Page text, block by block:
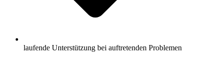
laufende Unterstützung bei auftretenden Problemen